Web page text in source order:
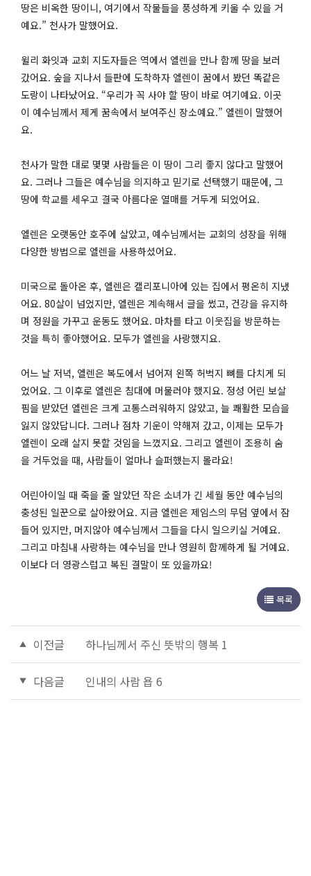
땅은 비옥한 땅이니, 여기에서 작물들을 풍성하게 키울 수 있을 거
예요.” 천사가 말했어요.
윌리 화잇과 교회 지도자들은 역에서 엘렌을 만나 함께 땅을 보러
갔어요. 숲을 지나서 들판에 도착하자 엘렌이 꿈에서 봤던 똑같은
도랑이 나타났어요. “우리가 꼭 사야 할 땅이 바로 여기예요. 이곳
이 예수님께서 제게 꿈속에서 보여주신 장소예요.” 엘렌이 말했어
요.
천사가 말한 대로 몇몇 사람들은 이 땅이 그리 좋지 않다고 말했어
요. 그러나 그들은 예수님을 의지하고 믿기로 선택했기 때문에, 그
땅에 학교를 세우고 결국 아름다운 열매를 거두게 되었어요.
엘렌은 오랫동안 호주에 살았고, 예수님께서는 교회의 성장을 위해
다양한 방법으로 엘렌을 사용하셨어요.
미국으로 돌아온 후, 엘렌은 캘리포니아에 있는 집에서 평온히 지냈
어요. 80살이 넘었지만, 엘렌은 계속해서 글을 썼고, 건강을 유지하
며 정원을 가꾸고 운동도 했어요. 마차를 타고 이웃집을 방문하는
것을 특히 좋아했어요. 모두가 엘렌을 사랑했지요.
어느 날 저녁, 엘렌은 복도에서 넘어져 왼쪽 허벅지 뼈를 다치게 되
었어요. 그 이후로 엘렌은 침대에 머물러야 했지요. 정성 어린 보살
핌을 받았던 엘렌은 크게 고통스러워하지 않았고, 늘 쾌활한 모습을
잃지 않았답니다. 그러나 점차 기운이 약해져 갔고, 이제는 모두가
엘렌이 오래 살지 못할 것임을 느꼈지요. 그리고 엘렌이 조용히 숨
을 거두었을 때, 사람들이 얼마나 슬퍼했는지 몰라요!
어린아이일 때 죽을 줄 알았던 작은 소녀가 긴 세월 동안 예수님의
충성된 일꾼으로 살아왔어요. 지금 엘렌은 제임스의 무덤 옆에서 잠
들어 있지만, 머지않아 예수님께서 그들을 다시 일으키실 거예요.
그리고 마침내 사랑하는 예수님을 만나 영원히 함께하게 될 거예요.
이보다 더 영광스럽고 복된 결말이 또 있을까요!
목록
이전글 하나님께서 주신 뜻밖의 행복 1
다음글 인내의 사람 욥 6